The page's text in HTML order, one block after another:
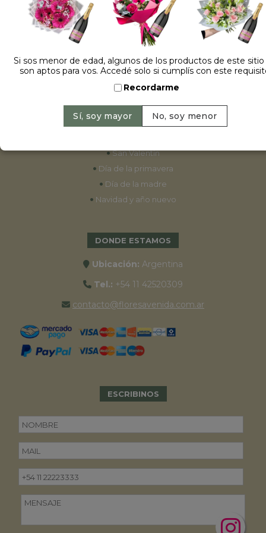
ESPECIALES
•Cumpleaños
•15 años
• Bodas
•Aniversarios
•Graduaciones
•San Valentín
• Día de la primavera
• Día de la madre
• Navidad y año nuevo
DONDE ESTAMOS
Ubicación: Argentina
Tel.: +54 11 42520309
contacto@floresavenida.com.ar
ESCRIBINOS
Si sos menor de edad, algunos de los productos de este
son aptos para vos. Accedé solo si cumplís con este
Recordarme